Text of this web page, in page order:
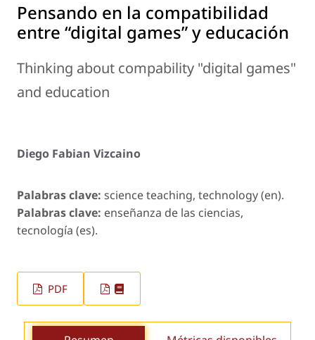
Pensando en la compatibilidad
entre “digital games” y educación
Thinking about compability "digital games"
and education
Diego Fabian Vizcaino
Palabras clave: science teaching, technology (en).
Palabras clave: enseñanza de las ciencias,
tecnología (es).
PDF